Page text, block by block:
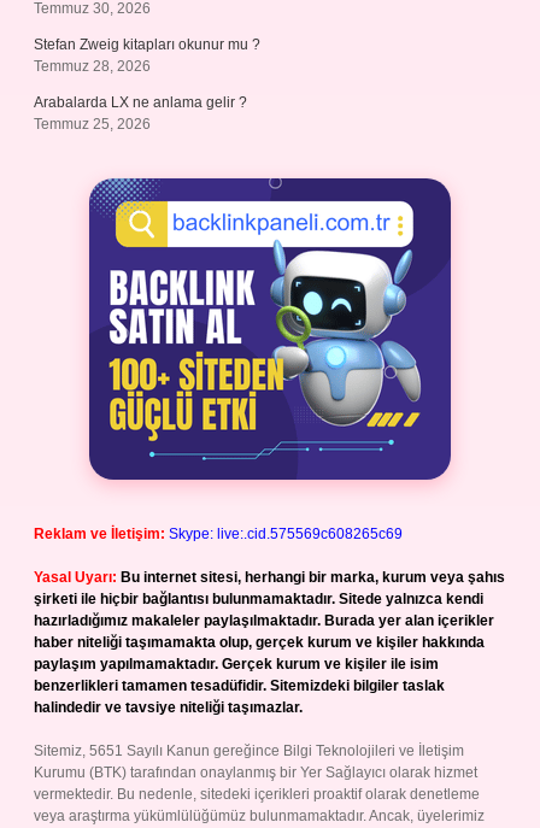
Temmuz 30, 2026
Stefan Zweig kitapları okunur mu ?
Temmuz 28, 2026
Arabalarda LX ne anlama gelir ?
Temmuz 25, 2026
Reklam ve İletişim: Skype: live:.cid.575569c608265c69
Yasal Uyarı: Bu internet sitesi, herhangi bir marka, kurum veya şahıs
şirketi ile hiçbir bağlantısı bulunmamaktadır. Sitede yalnızca kendi
hazırladığımız makaleler paylaşılmaktadır. Burada yer alan içerikler
haber niteliği taşımamakta olup, gerçek kurum ve kişiler hakkında
paylaşım yapılmamaktadır. Gerçek kurum ve kişiler ile isim
benzerlikleri tamamen tesadüfidir. Sitemizdeki bilgiler taslak
halindedir ve tavsiye niteliği taşımazlar.
Sitemiz, 5651 Sayılı Kanun gereğince Bilgi Teknolojileri ve İletişim
Kurumu (BTK) tarafından onaylanmış bir Yer Sağlayıcı olarak hizmet
vermektedir. Bu nedenle, sitedeki içerikleri proaktif olarak denetleme
veya araştırma yükümlülüğümüz bulunmamaktadır. Ancak, üyelerimiz